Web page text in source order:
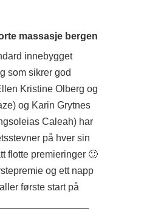
massasje bergen
innebygget
som sikrer god
Kristine Olberg og
og Karin Grytnes
Caleah) har
på hver sin
flotte premieringer 🙂
og ett napp
første start på